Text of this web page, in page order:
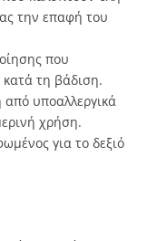
την επαφή του
που
τη βάδιση.
υποαλλεργικά
χρήση.
για το δεξιό